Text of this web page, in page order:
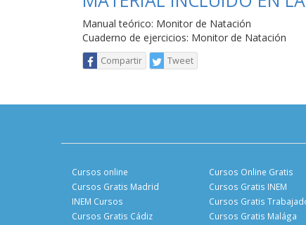
Manual teórico: Monitor de Natación
Cuaderno de ejercicios: Monitor de Natación
Compartir Tweet
Cursos online
Cursos Gratis Madrid
INEM Cursos
Cursos Gratis Cádiz
Cursos Online Gratis
Cursos Gratis INEM
Cursos Gratis
Cursos Gratis Malága